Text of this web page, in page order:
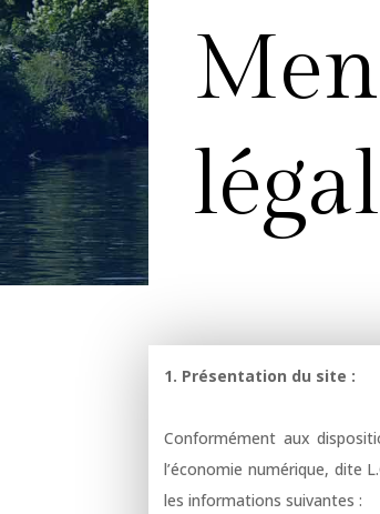
1. Présentation du site :
Conformément aux
l’économie numérique, dite
les informations suivantes :